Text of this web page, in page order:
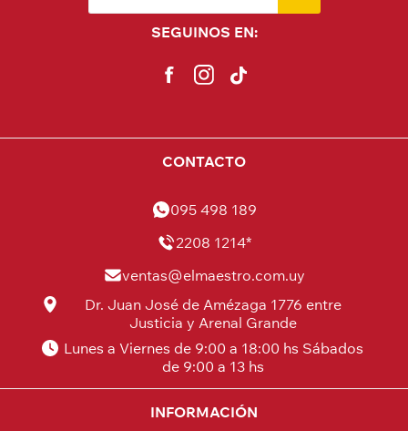
SEGUINOS EN:
CONTACTO
095 498 189
2208 1214*
ventas@elmaestro.com.uy
Dr. Juan José de Amézaga 1776 entre
Justicia y Arenal Grande
Lunes a Viernes de 9:00 a 18:00 hs Sábados
de 9:00 a 13 hs
INFORMACIÓN